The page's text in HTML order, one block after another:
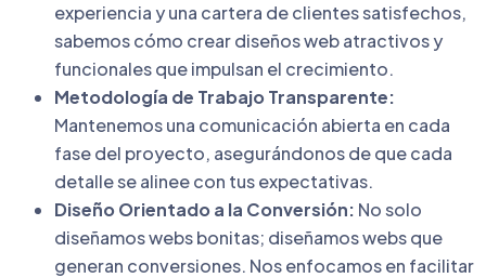
experiencia y una cartera de clientes satisfechos,
sabemos cómo crear diseños web atractivos y
funcionales que impulsan el crecimiento.
Metodología de Trabajo Transparente:
Mantenemos una comunicación abierta en cada
fase del proyecto, asegurándonos de que cada
detalle se alinee con tus expectativas.
Diseño Orientado a la Conversión: No solo
diseñamos webs bonitas; diseñamos webs que
generan conversiones. Nos enfocamos en facilitar